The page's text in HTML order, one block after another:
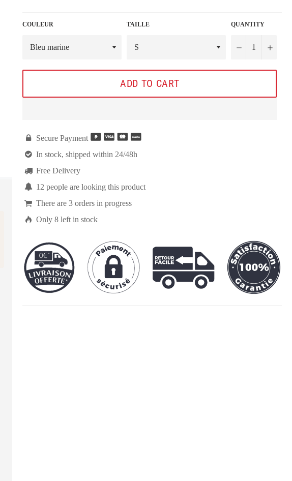
COULEUR TAILLE QUANTITY
− +
ADD TO CART
 Secure Payment
 In stock, shipped within 24/48h
 Free Delivery
 12 people are looking this product
 There are 3orders in progress
 Only 8left in stock